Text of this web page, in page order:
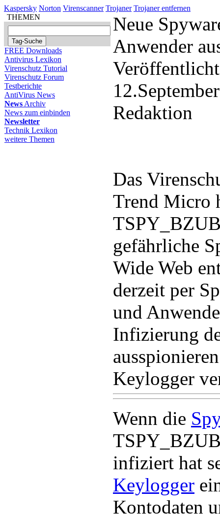
Kaspersky Norton Virenscanner Trojaner Trojaner entfernen
THEMEN
FREE Downloads
Antivirus Lexikon
Virenschutz Tutorial
Virenschutz Forum
Testberichte
AntiVirus News
News Archiv
News zum einbinden
Newsletter
Technik Lexikon
weitere Themen
Neue
Anwender
Redaktion
Das
Trend Micro
gefährliche
Wide Web
derzeit per
und
Infizierung
Keylogger
Wenn die
infiziert hat
Keylogger
Kontodaten